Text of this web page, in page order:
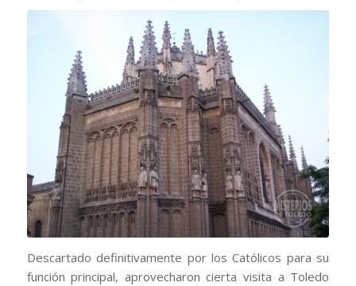
Descartado definitivamente por los Católicos para su
función principal, aprovecharon cierta visita a Toledo